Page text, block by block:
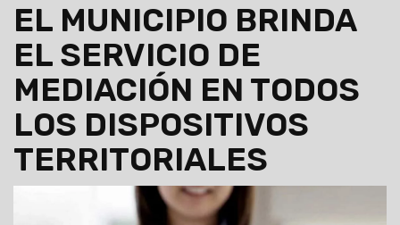
EL MUNICIPIO BRINDA
EL SERVICIO DE
MEDIACIÓN EN TODOS
LOS DISPOSITIVOS
TERRITORIALES